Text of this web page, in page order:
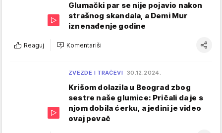
Glumački par se nije pojavio nakon
strašnog skandala, a Demi Mur
iznenađenje godine
Reaguj Komentariši
ZVEZDE I TRAČEVI 30.12.2024.
Krišom dolazila u Beograd zbog
sestre naše glumice: Pričali da je s
njom dobila ćerku, a jedini je video
ovaj pevač